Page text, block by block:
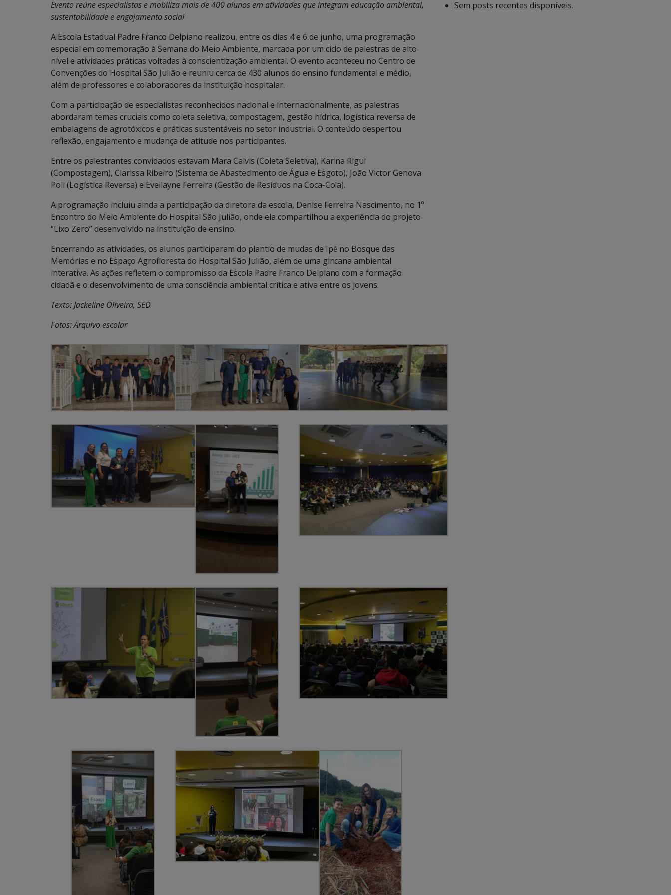
Evento reúne especialistas e mobiliza mais de 400 alunos em atividades que integram educação ambiental,
sustentabilidade e engajamento social
A Escola Estadual Padre Franco Delpiano realizou, entre os dias 4 e 6 de junho, uma programação
especial em comemoração à Semana do Meio Ambiente, marcada por um ciclo de palestras de alto
nível e atividades práticas voltadas à conscientização ambiental. O evento aconteceu no Centro de
Convenções do Hospital São Julião e reuniu cerca de 430 alunos do ensino fundamental e médio,
além de professores e colaboradores da instituição hospitalar.
Com a participação de especialistas reconhecidos nacional e internacionalmente, as palestras
abordaram temas cruciais como coleta seletiva, compostagem, gestão hídrica, logística reversa de
embalagens de agrotóxicos e práticas sustentáveis no setor industrial. O conteúdo despertou
reflexão, engajamento e mudança de atitude nos participantes.
Entre os palestrantes convidados estavam Mara Calvis (Coleta Seletiva), Karina Rigui
(Compostagem), Clarissa Ribeiro (Sistema de Abastecimento de Água e Esgoto), João Victor Genova
Poli (Logística Reversa) e Evellayne Ferreira (Gestão de Resíduos na Coca-Cola).
A programação incluiu ainda a participação da diretora da escola, Denise Ferreira Nascimento, no 1º
Encontro do Meio Ambiente do Hospital São Julião, onde ela compartilhou a experiência do projeto
“Lixo Zero” desenvolvido na instituição de ensino.
Encerrando as atividades, os alunos participaram do plantio de mudas de Ipê no Bosque das
Memórias e no Espaço Agrofloresta do Hospital São Julião, além de uma gincana ambiental
interativa. As ações refletem o compromisso da Escola Padre Franco Delpiano com a formação
cidadã e o desenvolvimento de uma consciência ambiental crítica e ativa entre os jovens.
Texto: Jackeline Oliveira, SED
Fotos: Arquivo escolar
Sem posts recentes disponíveis.